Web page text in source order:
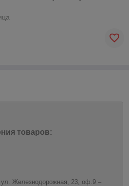
товаров:
Железнодорожная, 23, оф.9 –